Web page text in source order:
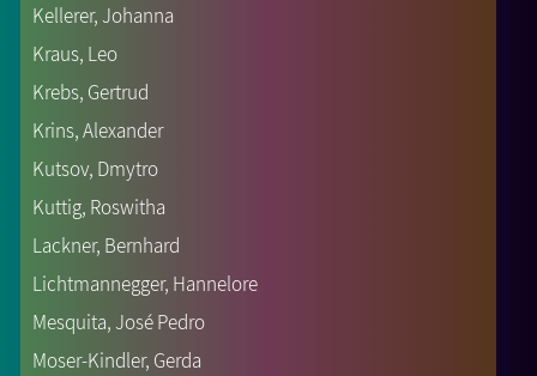
Kellerer, Johanna
Kraus, Leo
Krebs, Gertrud
Krins, Alexander
Kutsov, Dmytro
Kuttig, Roswitha
Lackner, Bernhard
Lichtmannegger, Hannelore
Mesquita, José Pedro
Moser-Kindler, Gerda